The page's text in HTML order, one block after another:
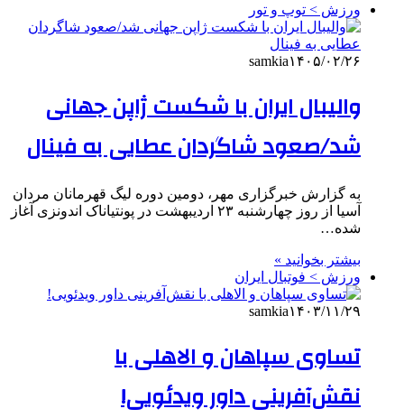
ورزش > توپ و تور
samkia۱۴۰۵/۰۲/۲۶
والیبال ایران با شکست ژاپن جهانی
شد/صعود شاگردان عطایی به فینال
به گزارش خبرگزاری مهر، دومین دوره لیگ قهرمانان مردان
آسیا از روز چهارشنبه ۲۳ اردیبهشت در پونتیاناک اندونزی آغاز
شده…
بیشتر بخوانید »
ورزش > فوتبال ایران
samkia۱۴۰۳/۱۱/۲۹
تساوی سپاهان و الاهلی با
نقش‌آفرینی داور ویدئویی!